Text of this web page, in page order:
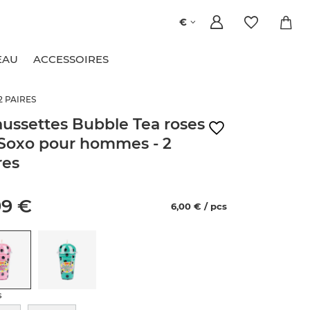
€
ACCESSOIRES
PAIRES
Bubble Tea roses
pour hommes - 2
€
6,00 € / pcs